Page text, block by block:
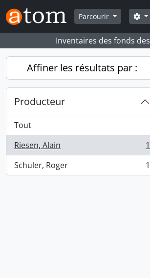
Skip to main content
Parcourir
Inventaires des fonds
Affiner les résultats par :
Producteur
Tout
Riesen, Alain
, 1 résultats
1
Schuler, Roger
, 1 résultats 1